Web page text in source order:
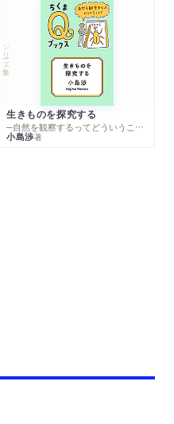
シリーズ・全集
生きものを探究する
─自然を観察するってどういうこと？
小島渉著